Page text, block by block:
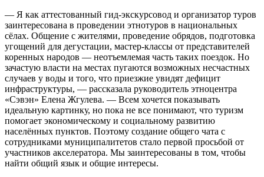
— Я как аттестованный гид-экскурсовод и организатор туров
заинтересована в проведении этнотуров в национальных
сёлах. Общение с жителями, проведение обрядов, подготовка
угощений для дегустации, мастер-классы от представителей
коренных народов — неотъемлемая часть таких поездок. Но
зачастую власти на местах пугаются возможных несчастных
случаев у воды и того, что приезжие увидят дефицит
инфраструктуры, — рассказала руководитель этноцентра
«Сэвэн» Елена Жгулева. — Всем хочется показывать
идеальную картинку, но пока не все понимают, что туризм
помогает экономическому и социальному развитию
населённых пунктов. Поэтому создание общего чата с
сотрудниками муниципалитетов стало первой просьбой от
участников акселератора. Мы заинтересованы в том, чтобы
найти общий язык и общие интересы.